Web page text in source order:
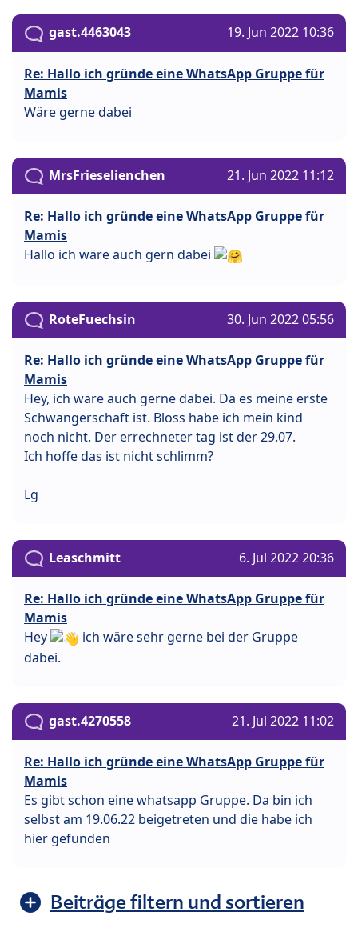
gast.4463043 19. Jun 2022 10:36
Re: Hallo ich gründe eine WhatsApp Gruppe für
Mamis
Wäre gerne dabei
MrsFrieselienchen 21. Jun 2022 11:12
Re: Hallo ich gründe eine WhatsApp Gruppe für
Mamis
Hallo ich wäre auch gern dabei
RoteFuechsin 30. Jun 2022 05:56
Re: Hallo ich gründe eine WhatsApp Gruppe für
Mamis
Hey, ich wäre auch gerne dabei. Da es meine erste
Schwangerschaft ist. Bloss habe ich mein kind
noch nicht. Der errechneter tag ist der 29.07.
Ich hoffe das ist nicht schlimm?
Lg
Leaschmitt 6. Jul 2022 20:36
Re: Hallo ich gründe eine WhatsApp Gruppe für
Mamis
Hey
ich wäre sehr gerne bei der Gruppe
dabei.
gast.4270558 21. Jul 2022 11:02
Re: Hallo ich gründe eine WhatsApp Gruppe für
Mamis
Es gibt schon eine whatsapp Gruppe. Da bin ich
selbst am 19.06.22 beigetreten und die habe ich
hier gefunden
Beiträge filtern und sortieren